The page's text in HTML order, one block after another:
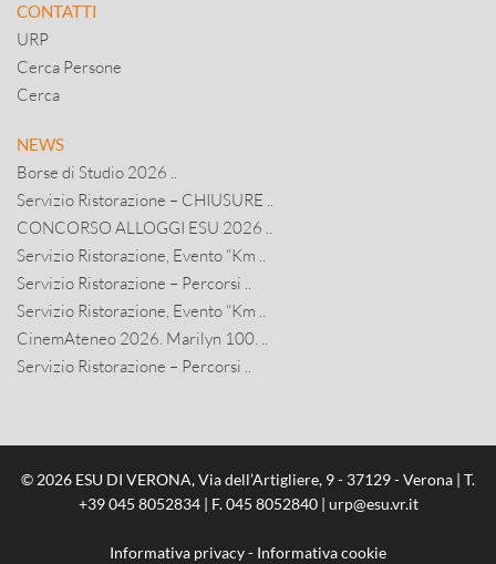
CONTATTI
URP
Cerca Persone
Cerca
NEWS
Borse di Studio 2026 ..
Servizio Ristorazione – CHIUSURE ..
CONCORSO ALLOGGI ESU 2026 ..
Servizio Ristorazione, Evento “Km ..
Servizio Ristorazione – Percorsi ..
Servizio Ristorazione, Evento “Km ..
CinemAteneo 2026. Marilyn 100. ..
Servizio Ristorazione – Percorsi ..
© 2026 ESU DI VERONA, Via dell’Artigliere, 9 - 37129 - Verona | T.
+39 045 8052834| F. 045 8052840 | urp@esu.vr.it
Informativa privacy- Informativa cookie